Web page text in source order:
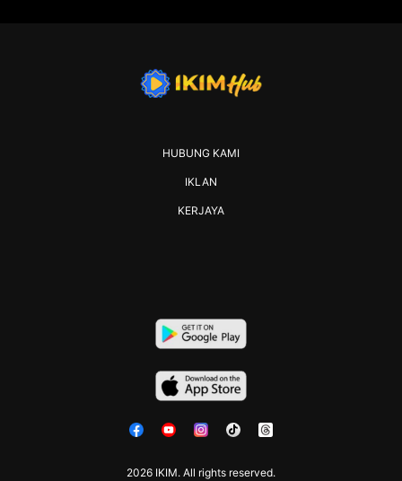
2026 IKIM. All rights reserved.
HUBUNG KAMI
IKLAN
KERJAYA